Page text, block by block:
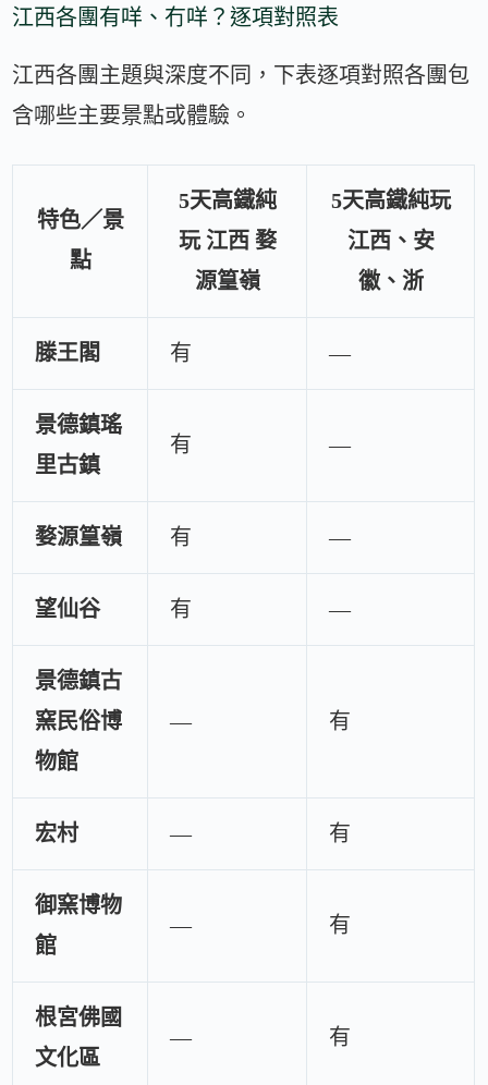
江西各團有咩、冇咩？逐項對照表
江西各團主題與深度不同，下表逐項對照各團包
含哪些主要景點或體驗。
特色／景
點
5天高鐵純
玩 江西 婺
源篁嶺
5天高鐵純玩
江西、安
徽、浙
滕王閣 有 —
景德鎮瑤
里古鎮
有 —
婺源篁嶺 有 —
望仙谷 有 —
景德鎮古
窯民俗博
物館
— 有
宏村 — 有
御窯博物
館
— 有
根宮佛國
文化區
— 有